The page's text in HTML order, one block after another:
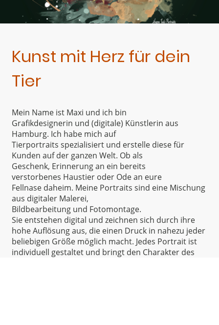
Kunst mit Herz für dein
Tier
Mein Name ist Maxi und ich bin
Grafikdesignerin und (digitale) Künstlerin aus
Hamburg. Ich habe mich auf
Tierportraits spezialisiert und erstelle diese für
Kunden auf der ganzen Welt. Ob als
Geschenk, Erinnerung an ein bereits
verstorbenes Haustier oder Ode an eure
Fellnase daheim. Meine Portraits sind eine Mischung
aus digitaler Malerei,
Bildbearbeitung und Fotomontage.
Sie entstehen digital und zeichnen sich durch ihre
hohe Auflösung aus, die einen Druck in nahezu jeder
beliebigen Größe möglich macht. Jedes Portrait ist
individuell gestaltet und bringt den Charakter des